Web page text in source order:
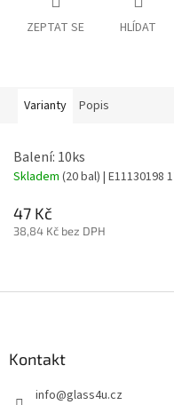
ZEPTAT SE HLÍDAT
Varianty Popis
Balení: 10ks
Skladem (20 bal) | E11130198
47 Kč
38,84 Kč bez DPH
Kontakt
info@glass4u.cz